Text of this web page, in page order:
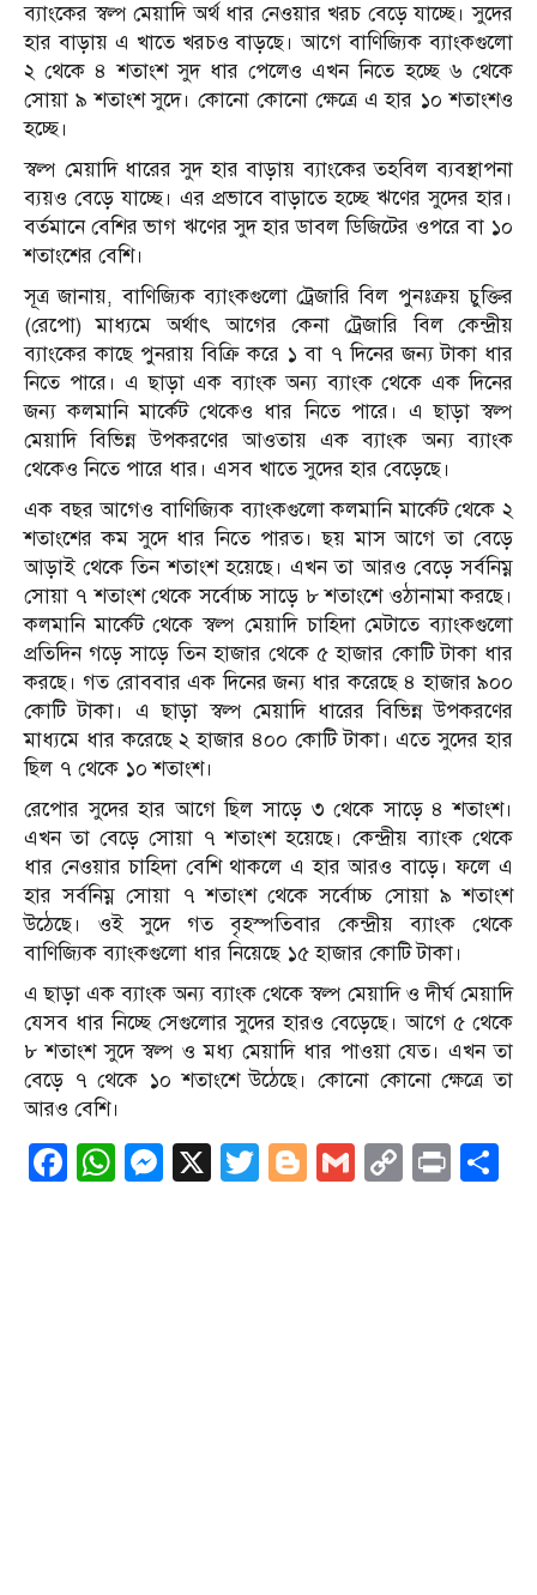
ব্যাংকের স্বল্প মেয়াদি অর্থ ধার নেওয়ার খরচ বেড়ে যাচ্ছে। সুদের
হার বাড়ায় এ খাতে খরচও বাড়ছে। আগে বাণিজ্যিক ব্যাংকগুলো
২ থেকে ৪ শতাংশ সুদ ধার পেলেও এখন নিতে হচ্ছে ৬ থেকে
সোয়া ৯ শতাংশ সুদে। কোনো কোনো ক্ষেত্রে এ হার ১০ শতাংশও
হচ্ছে।
স্বল্প মেয়াদি ধারের সুদ হার বাড়ায় ব্যাংকের তহবিল ব্যবস্থাপনা
ব্যয়ও বেড়ে যাচ্ছে। এর প্রভাবে বাড়াতে হচ্ছে ঋণের সুদের হার।
বর্তমানে বেশির ভাগ ঋণের সুদ হার ডাবল ডিজিটের ওপরে বা ১০
শতাংশের বেশি।
সূত্র জানায়, বাণিজ্যিক ব্যাংকগুলো ট্রেজারি বিল পুনঃক্রয় চুক্তির
(রেপো) মাধ্যমে অর্থাৎ আগের কেনা ট্রেজারি বিল কেন্দ্রীয়
ব্যাংকের কাছে পুনরায় বিক্রি করে ১ বা ৭ দিনের জন্য টাকা ধার
নিতে পারে। এ ছাড়া এক ব্যাংক অন্য ব্যাংক থেকে এক দিনের
জন্য কলমানি মার্কেট থেকেও ধার নিতে পারে। এ ছাড়া স্বল্প
মেয়াদি বিভিন্ন উপকরণের আওতায় এক ব্যাংক অন্য ব্যাংক
থেকেও নিতে পারে ধার। এসব খাতে সুদের হার বেড়েছে।
এক বছর আগেও বাণিজ্যিক ব্যাংকগুলো কলমানি মার্কেট থেকে ২
শতাংশের কম সুদে ধার নিতে পারত। ছয় মাস আগে তা বেড়ে
আড়াই থেকে তিন শতাংশ হয়েছে। এখন তা আরও বেড়ে সর্বনিম্ন
সোয়া ৭ শতাংশ থেকে সর্বোচ্চ সাড়ে ৮ শতাংশে ওঠানামা করছে।
কলমানি মার্কেট থেকে স্বল্প মেয়াদি চাহিদা মেটাতে ব্যাংকগুলো
প্রতিদিন গড়ে সাড়ে তিন হাজার থেকে ৫ হাজার কোটি টাকা ধার
করছে। গত রোববার এক দিনের জন্য ধার করেছে ৪ হাজার ৯০০
কোটি টাকা। এ ছাড়া স্বল্প মেয়াদি ধারের বিভিন্ন উপকরণের
মাধ্যমে ধার করেছে ২ হাজার ৪০০ কোটি টাকা। এতে সুদের হার
ছিল ৭ থেকে ১০ শতাংশ।
রেপোর সুদের হার আগে ছিল সাড়ে ৩ থেকে সাড়ে ৪ শতাংশ।
এখন তা বেড়ে সোয়া ৭ শতাংশ হয়েছে। কেন্দ্রীয় ব্যাংক থেকে
ধার নেওয়ার চাহিদা বেশি থাকলে এ হার আরও বাড়ে। ফলে এ
হার সর্বনিম্ন সোয়া ৭ শতাংশ থেকে সর্বোচ্চ সোয়া ৯ শতাংশ
উঠেছে। ওই সুদে গত বৃহস্পতিবার কেন্দ্রীয় ব্যাংক থেকে
বাণিজ্যিক ব্যাংকগুলো ধার নিয়েছে ১৫ হাজার কোটি টাকা।
এ ছাড়া এক ব্যাংক অন্য ব্যাংক থেকে স্বল্প মেয়াদি ও দীর্ঘ মেয়াদি
যেসব ধার নিচ্ছে সেগুলোর সুদের হারও বেড়েছে। আগে ৫ থেকে
৮ শতাংশ সুদে স্বল্প ও মধ্য মেয়াদি ধার পাওয়া যেত। এখন তা
বেড়ে ৭ থেকে ১০ শতাংশে উঠেছে। কোনো কোনো ক্ষেত্রে তা
আরও বেশি।
Facebook
WhatsApp
Messenger
X Twitter
Blogger
GmailCopy
Print